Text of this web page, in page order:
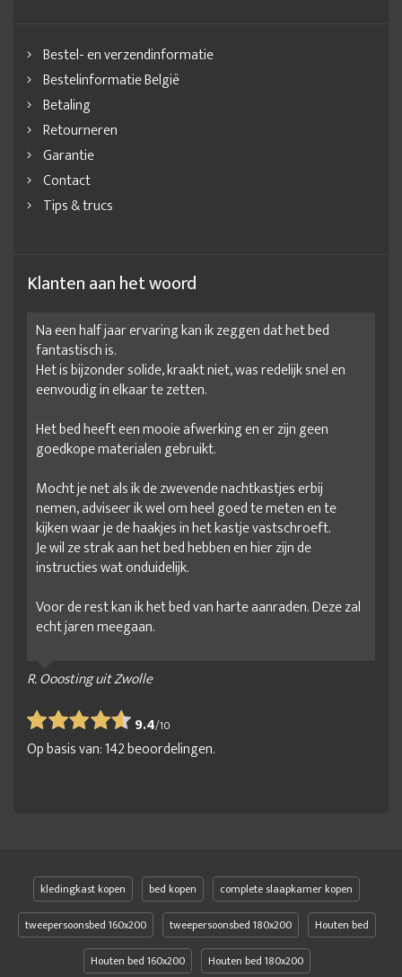
Bestel- en verzendinformatie
Bestelinformatie België
Betaling
Retourneren
Garantie
Contact
Tips & trucs
Klanten aan het woord
Na een half jaar ervaring kan ik zeggen dat het bed
fantastisch is.
Het is bijzonder solide, kraakt niet, was redelijk snel en
eenvoudig in elkaar te zetten.
Het bed heeft een mooie afwerking en er zijn geen
goedkope materialen gebruikt.
Mocht je net als ik de zwevende nachtkastjes erbij
nemen, adviseer ik wel om heel goed te meten en te
kijken waar je de haakjes in het kastje vastschroeft.
Je wil ze strak aan het bed hebben en hier zijn de
instructies wat onduidelijk.
Voor de rest kan ik het bed van harte aanraden. Deze zal
echt jaren meegaan.
R. Ooosting uit Zwolle
9.4/10
Op basis van:142beoordelingen.
kledingkast kopen bed kopen
complete slaapkamer kopen
tweepersoonsbed 160x200
tweepersoonsbed 180x200
Houten bed
Houten bed 160x200
Houten bed 180x200